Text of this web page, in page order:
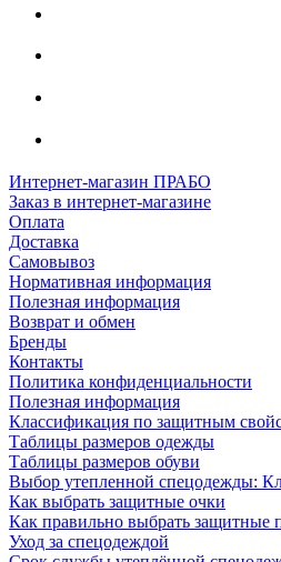
Интернет-магазин ПРАБО
Заказ в интернет-магазине
Оплата
Доставка
Самовывоз
Нормативная информация
Полезная информация
Возврат и обмен
Бренды
Контакты
Политика конфиденциальности
Полезная информация
Классификация по защитным
Таблицы размеров одежды
Таблицы размеров обуви
Выбор утепленной спецодежды:
Как выбрать защитные очки
Как правильно выбрать защитные
Уход за спецодеждой